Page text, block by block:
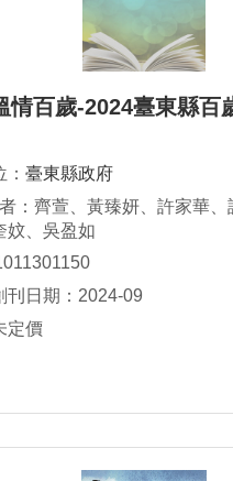
情百歲-2024臺東縣百
臺東縣政府
：齊萱、黃臻妍、許家華
妏、吳盈如
刊日期：2024-09
定價